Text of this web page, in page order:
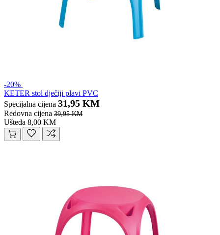
-20%
KETER stol dječiji plavi PVC
Specijalna cijena 31,95 KM
Redovna cijena 39,95 KM
Ušteda 8,00 KM